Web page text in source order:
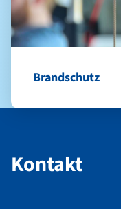
Brandschutz
Kontakt